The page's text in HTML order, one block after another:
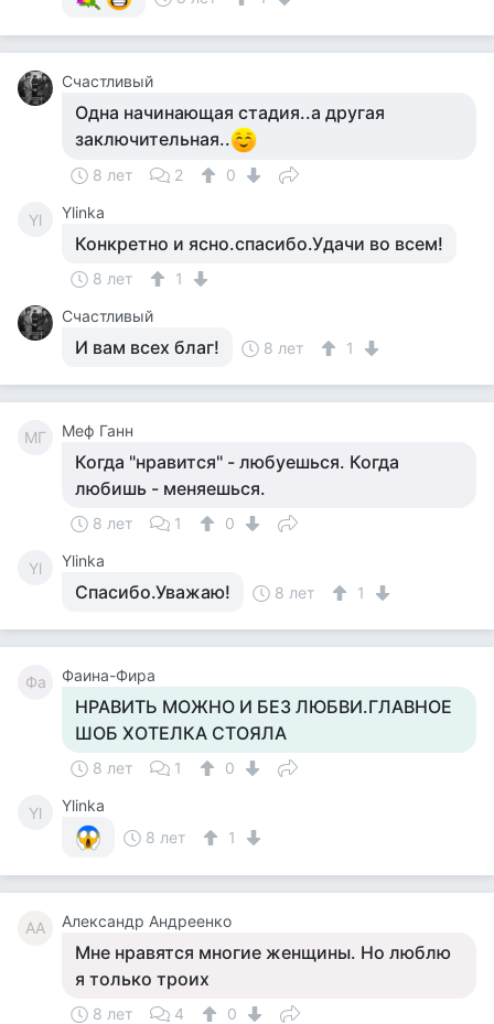
Счастливый
Одна начинающая стадия..а другая
заключительная..
8 лет 2 0
Yl Ylinka
Конкретно и ясно.спасибо.Удачи во всем!
8 лет
1
Счастливый
И вам всех благ! 8 лет 1
МГ Меф Ганн
Когда "нравится" - любуешься. Когда
любишь - меняешься.
8 лет 1 0
Yl Ylinka
Спасибо.Уважаю! 8 лет 1
Фа Фаина-Фира
НРАВИТЬ МОЖНО И БЕЗ ЛЮБВИ.ГЛАВНОЕ
ШОБ ХОТЕЛКА СТОЯЛА
8 лет 1 0
Yl
Ylinka
8 лет
1
АА Александр Андреенко
Мне нравятся многие женщины. Но люблю
я только троих
8 лет 4 0